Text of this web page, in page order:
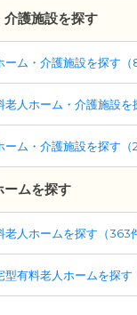
護施設を探す
ム・介護施設を探す（
人ホーム・介護施設を
ム・介護施設を探す（
ームを探す
人ホームを探す（363
有料老人ホームを探す